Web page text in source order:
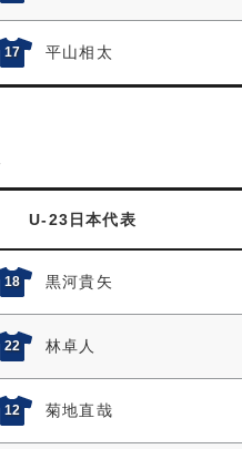
17 平山相太
U-23日本代表
18 黒河貴矢
22 林卓人
12 菊地直哉